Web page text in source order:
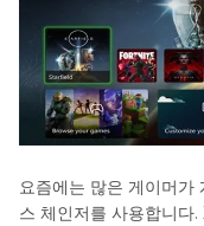
요즘에는 많은 게이머가
스 체인저를 사용합니다